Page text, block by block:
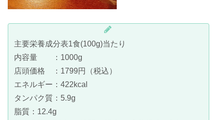
主要栄養成分表1食(100g)当たり
内容量 ：1000g
店頭価格 ：1799円（税込）
エネルギー：422kcal
タンパク質：5.9g
脂質：12.4g